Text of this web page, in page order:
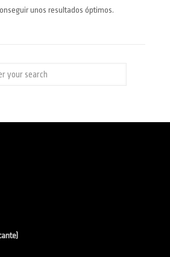
unos resultados óptimos.